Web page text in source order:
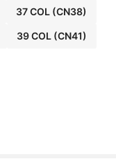
37 COL(CN38)
39 COL(CN41)